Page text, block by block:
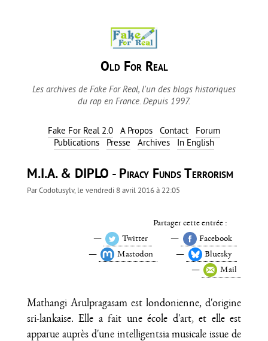
Old For Real
Les archives de Fake For Real, l'un des blogs historiques
du rap en France. Depuis 1997.
Fake For Real 2.0 A Propos Contact
Forum
Publications
Presse Archives In English
M.I.A. & DIPLO - Piracy Funds Terrorism
ParCodotusylv, le vendredi 8 avril 2016 à 22:05
Partager cette entrée :
Twitter
Facebook
Mastodon
Bluesky
Mail
Mathangi Arulpragasam est londonienne, d'origine
sri-lankaise. Elle a fait une école d'art, et elle est
apparue auprès d'une intelligentsia musicale issue de